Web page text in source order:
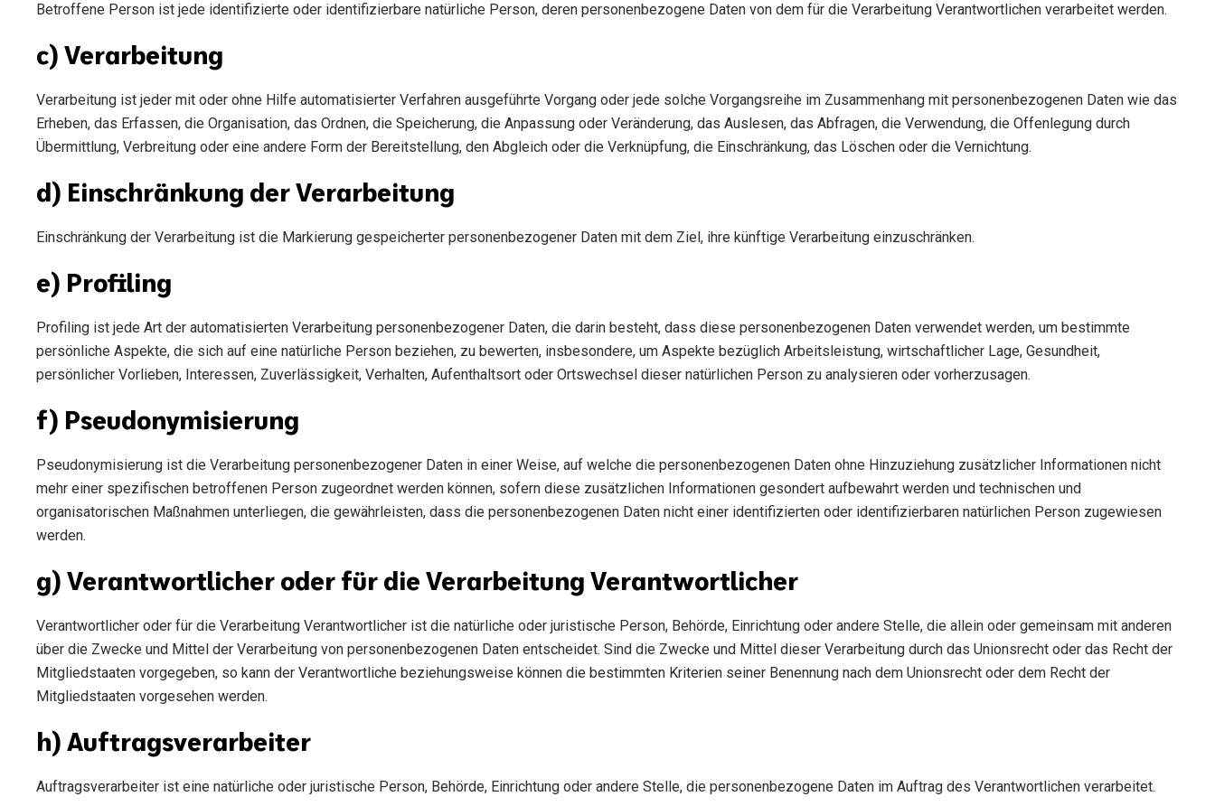
Betroffene Person ist jede identifizierte oder identifizierbare natürliche Person, deren personenbezogene Daten von dem für die Verarbeitung Verantwortlichen verarbeitet werden.
c) Verarbeitung
Verarbeitung ist jeder mit oder ohne Hilfe automatisierter Verfahren ausgeführte Vorgang oder jede solche Vorgangsreihe im Zusammenhang mit personenbezogenen Daten wie das
Erheben, das Erfassen, die Organisation, das Ordnen, die Speicherung, die Anpassung oder Veränderung, das Auslesen, das Abfragen, die Verwendung, die Offenlegung durch
Übermittlung, Verbreitung oder eine andere Form der Bereitstellung, den Abgleich oder die Verknüpfung, die Einschränkung, das Löschen oder die Vernichtung.
d) Einschränkung der Verarbeitung
Einschränkung der Verarbeitung ist die Markierung gespeicherter personenbezogener Daten mit dem Ziel, ihre künftige Verarbeitung einzuschränken.
e) Profiling
Profiling ist jede Art der automatisierten Verarbeitung personenbezogener Daten, die darin besteht, dass diese personenbezogenen Daten verwendet werden, um bestimmte
persönliche Aspekte, die sich auf eine natürliche Person beziehen, zu bewerten, insbesondere, um Aspekte bezüglich Arbeitsleistung, wirtschaftlicher Lage, Gesundheit,
persönlicher Vorlieben, Interessen, Zuverlässigkeit, Verhalten, Aufenthaltsort oder Ortswechsel dieser natürlichen Person zu analysieren oder vorherzusagen.
f) Pseudonymisierung
Pseudonymisierung ist die Verarbeitung personenbezogener Daten in einer Weise, auf welche die personenbezogenen Daten ohne Hinzuziehung zusätzlicher Informationen nicht
mehr einer spezifischen betroffenen Person zugeordnet werden können, sofern diese zusätzlichen Informationen gesondert aufbewahrt werden und technischen und
organisatorischen Maßnahmen unterliegen, die gewährleisten, dass die personenbezogenen Daten nicht einer identifizierten oder identifizierbaren natürlichen Person zugewiesen
werden.
g) Verantwortlicher oder für die Verarbeitung Verantwortlicher
Verantwortlicher oder für die Verarbeitung Verantwortlicher ist die natürliche oder juristische Person, Behörde, Einrichtung oder andere Stelle, die allein oder gemeinsam mit anderen
über die Zwecke und Mittel der Verarbeitung von personenbezogenen Daten entscheidet. Sind die Zwecke und Mittel dieser Verarbeitung durch das Unionsrecht oder das Recht der
Mitgliedstaaten vorgegeben, so kann der Verantwortliche beziehungsweise können die bestimmten Kriterien seiner Benennung nach dem Unionsrecht oder dem Recht der
Mitgliedstaaten vorgesehen werden.
h) Auftragsverarbeiter
Auftragsverarbeiter ist eine natürliche oder juristische Person, Behörde, Einrichtung oder andere Stelle, die personenbezogene Daten im Auftrag des Verantwortlichen verarbeitet.